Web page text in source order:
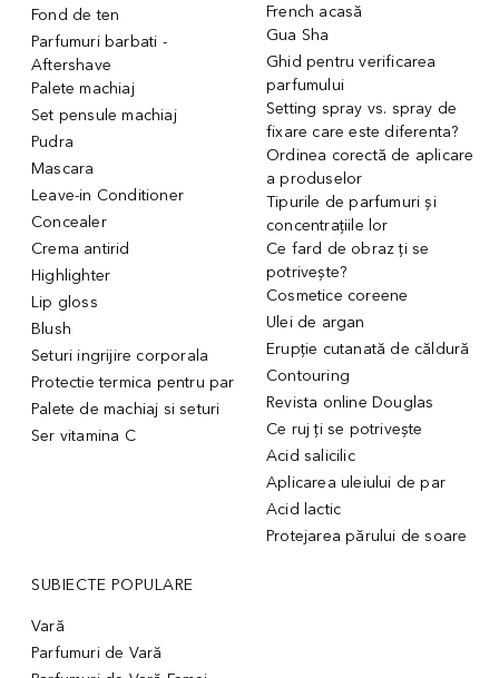
Fond de ten
Parfumuri barbati -
Aftershave
Palete machiaj
Set pensule machiaj
Pudra
Mascara
Leave-in Conditioner
Concealer
Crema antirid
Highlighter
Lip gloss
Blush
Seturi ingrijire corporala
Protectie termica pentru par
Palete de machiaj si seturi
Ser vitamina C
French acasă
Gua Sha
Ghid pentru verificarea
parfumului
Setting spray vs. spray de
fixare care este diferenta?
Ordinea corectă de aplicare
a produselor
Tipurile de parfumuri și
concentrațiile lor
Ce fard de obraz ți se
potrivește?
Cosmetice coreene
Ulei de argan
Erupție cutanată de căldură
Contouring
Revista online Douglas
Ce ruj ți se potrivește
Acid salicilic
Aplicarea uleiului de par
Acid lactic
Protejarea părului de soare
SUBIECTE POPULARE
Vară
Parfumuri de Vară